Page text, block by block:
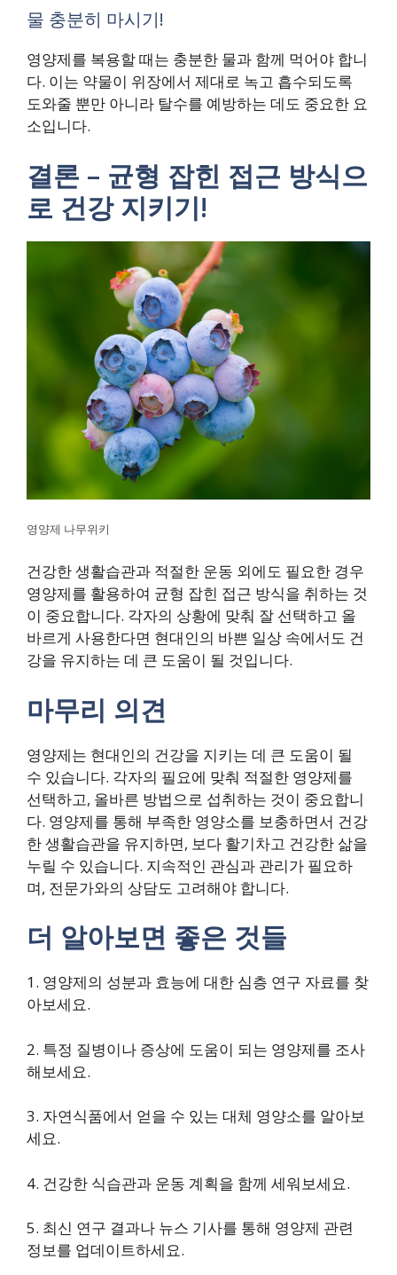
물 충분히 마시기!
영양제를 복용할 때는 충분한 물과 함께 먹어야 합니
다. 이는 약물이 위장에서 제대로 녹고 흡수되도록
도와줄 뿐만 아니라 탈수를 예방하는 데도 중요한 요
소입니다.
결론 – 균형 잡힌 접근 방식으
로 건강 지키기!
영양제 나무위키
건강한 생활습관과 적절한 운동 외에도 필요한 경우
영양제를 활용하여 균형 잡힌 접근 방식을 취하는 것
이 중요합니다. 각자의 상황에 맞춰 잘 선택하고 올
바르게 사용한다면 현대인의 바쁜 일상 속에서도 건
강을 유지하는 데 큰 도움이 될 것입니다.
마무리 의견
영양제는 현대인의 건강을 지키는 데 큰 도움이 될
수 있습니다. 각자의 필요에 맞춰 적절한 영양제를
선택하고, 올바른 방법으로 섭취하는 것이 중요합니
다. 영양제를 통해 부족한 영양소를 보충하면서 건강
한 생활습관을 유지하면, 보다 활기차고 건강한 삶을
누릴 수 있습니다. 지속적인 관심과 관리가 필요하
며, 전문가와의 상담도 고려해야 합니다.
더 알아보면 좋은 것들
1. 영양제의 성분과 효능에 대한 심층 연구 자료를 찾
아보세요.
2. 특정 질병이나 증상에 도움이 되는 영양제를 조사
해보세요.
3. 자연식품에서 얻을 수 있는 대체 영양소를 알아보
세요.
4. 건강한 식습관과 운동 계획을 함께 세워보세요.
5. 최신 연구 결과나 뉴스 기사를 통해 영양제 관련
정보를 업데이트하세요.